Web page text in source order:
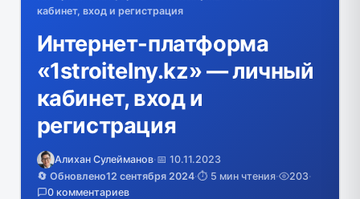
кабинет, вход и регистрация
Интернет-платформа
«1stroitelny.kz» — личный
кабинет, вход и
регистрация
Алихан Сулейманов·📅 10.11.2023
🔄 Обновлено12 сентября 2024·⏱️ 5 мин чтения· 203·
0 комментариев